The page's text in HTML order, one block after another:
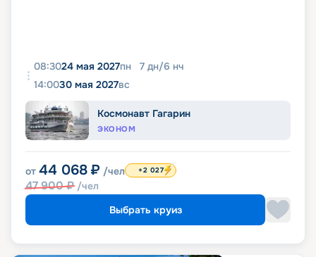
08:3024 мая 2027пн 7 дн/6 нч
14:0030 мая 2027вс
Космонавт Гагарин
ЭКОНОМ
от 44 068 ₽ /чел
47 900₽ /чел
+2 027
Выбрать круиз